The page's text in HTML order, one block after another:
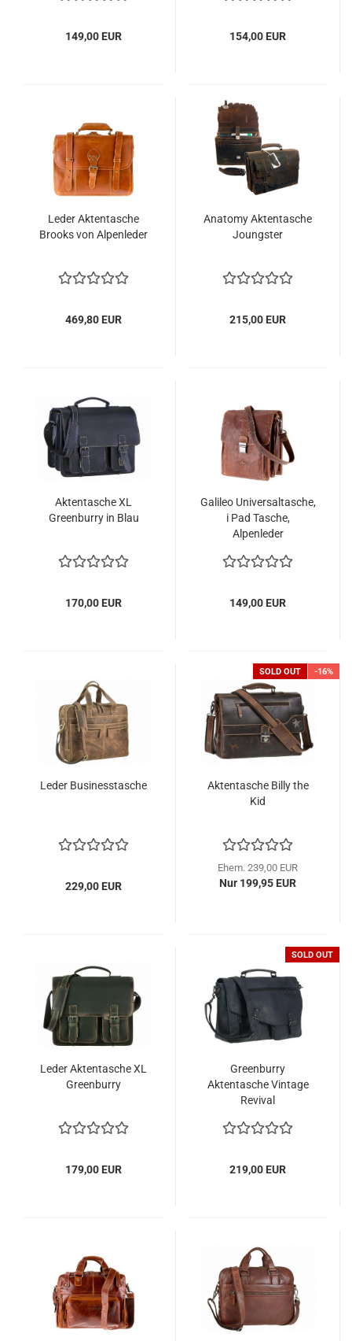
149,00 EUR 154,00 EUR
Leder Aktentasche
Brooks von Alpenleder
469,80 EUR
Anatomy Aktentasche
Joungster
215,00 EUR
Aktentasche XL
Greenburry in Blau
170,00 EUR
Galileo Universaltasche,
i Pad Tasche,
Alpenleder
149,00 EUR
Leder Businesstasche
229,00 EUR
SOLD OUT -16%
Aktentasche Billy the
Kid
Ehem. 239,00 EUR
Nur 199,95 EUR
Leder Aktentasche XL
Greenburry
179,00 EUR
SOLD OUT
Greenburry
Aktentasche Vintage
Revival
219,00 EUR